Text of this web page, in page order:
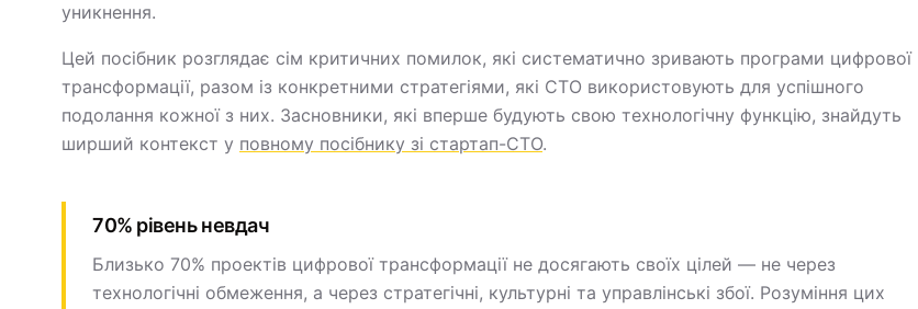
уникнення.
Цей посібник розглядає сім критичних помилок, які систематично зривають програми цифрової
трансформації, разом із конкретними стратегіями, які CTO використовують для успішного
подолання кожної з них. Засновники, які вперше будують свою технологічну функцію, знайдуть
ширший контекст у повному посібнику зі стартап-CTO.
70% рівень невдач
Близько 70% проектів цифрової трансформації не досягають своїх цілей — не через
технологічні обмеження, а через стратегічні, культурні та управлінські збої. Розуміння цих